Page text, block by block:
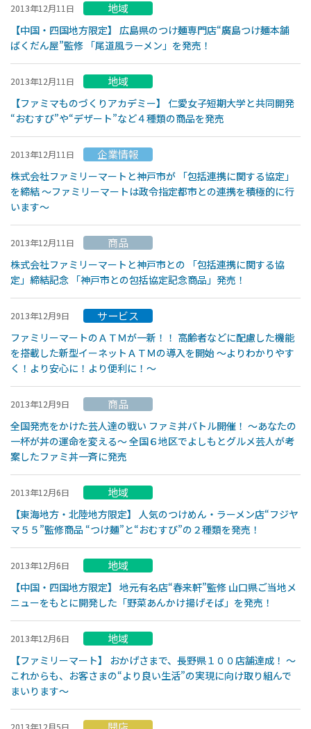
2013年12月11日 地域
【中国・四国地方限定】 広島県のつけ麺専門店“廣島つけ麺本舗
ばくだん屋”監修 「尾道風ラーメン」を発売！
2013年12月11日 地域
【ファミマものづくりアカデミー】 仁愛女子短期大学と共同開発
“おむすび”や“デザート”など４種類の商品を発売
2013年12月11日 企業情報
株式会社ファミリーマートと神戸市が 「包括連携に関する協定」
を締結 ～ファミリーマートは政令指定都市との連携を積極的に行
います～
2013年12月11日 商品
株式会社ファミリーマートと神戸市との 「包括連携に関する協
定」締結記念 「神戸市との包括協定記念商品」発売！
2013年12月9日 サービス
ファミリーマートのＡＴＭが一新！！ 高齢者などに配慮した機能
を搭載した新型イーネットＡＴＭの導入を開始 〜よりわかりやす
く！より安心に！より便利に！〜
2013年12月9日 商品
全国発売をかけた芸人達の戦い ファミ丼バトル開催！ ～あなたの
一杯が丼の運命を変える～ 全国６地区でよしもとグルメ芸人が考
案したファミ丼一斉に発売
2013年12月6日 地域
【東海地方・北陸地方限定】 人気のつけめん・ラーメン店“フジヤ
マ５５”監修商品 “つけ麺”と“おむすび”の２種類を発売！
2013年12月6日 地域
【中国・四国地方限定】 地元有名店“春来軒”監修 山口県ご当地メ
ニューをもとに開発した「野菜あんかけ揚げそば」を発売！
2013年12月6日 地域
【ファミリーマート】 おかげさまで、長野県１００店舗達成！ 〜
これからも、お客さまの“より良い生活”の実現に向け取り組んで
まいります〜
2013年12月5日